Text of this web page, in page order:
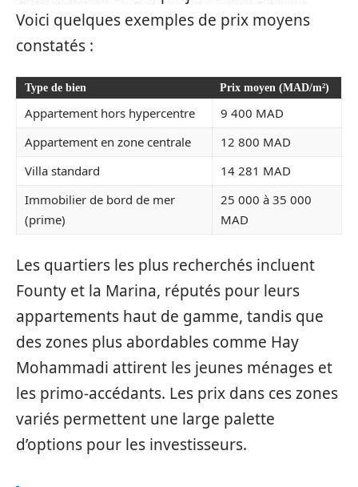
Voici quelques exemples de prix moyens
constatés :
Type de bien Prix moyen (MAD/m²)
Appartement hors hypercentre
9 400 MAD
Appartement en zone centrale
12 800 MAD
Villa standard
14 281 MAD
Immobilier de bord de mer
(prime)
25 000 à 35 000
MAD
Les quartiers les plus recherchés incluent
Founty et la Marina, réputés pour leurs
appartements haut de gamme, tandis que
des zones plus abordables comme Hay
Mohammadi attirent les jeunes ménages et
les primo-accédants. Les prix dans ces zones
variés permettent une large palette
d’options pour les investisseurs.